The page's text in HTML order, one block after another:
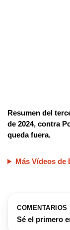
Resumen del
de 2024, contra
queda fuera.
Más Vídeos de
COMENTARIOS
Sé el primero